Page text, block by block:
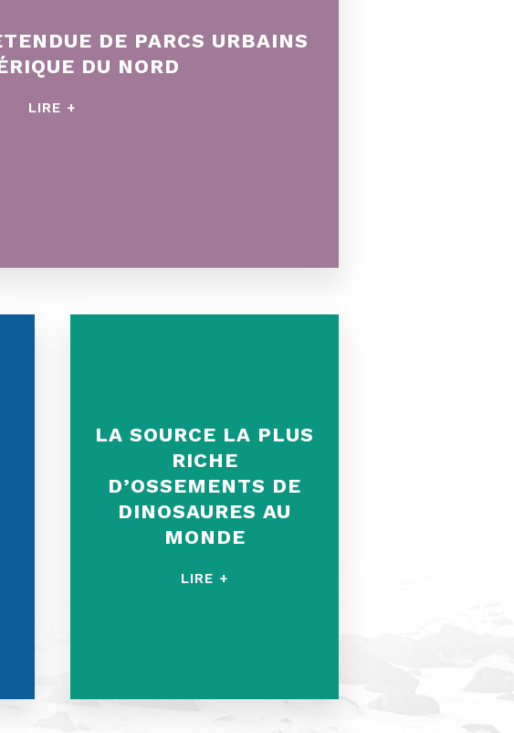
DE PARCS URBAINS
DU NORD
LIRE +
LA SOURCE LA PLUS
RICHE
D’OSSEMENTS DE
DINOSAURES AU
MONDE
LIRE +